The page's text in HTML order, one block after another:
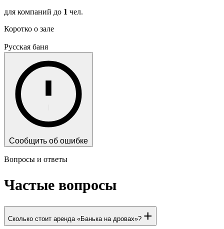
для компаний до 1 чел.
Коротко о зале
Русская баня
Сообщить об ошибке
Вопросы и ответы
Частые вопросы
Сколько стоит аренда «Банька на дровах»? +